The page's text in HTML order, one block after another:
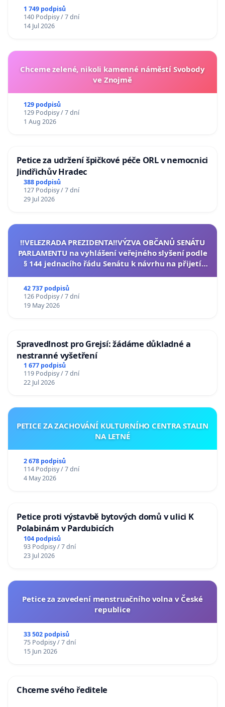
1 749 podpisů
140 Podpisy / 7 dní
14 Jul 2026
Chceme zelené, nikoli kamenné náměstí Svobody
ve Znojmě
129 podpisů
129 Podpisy / 7 dní
1 Aug 2026
Petice za udržení špičkové péče ORL v nemocnici
Jindřichův Hradec
388 podpisů
127 Podpisy / 7 dní
29 Jul 2026
‼️VELEZRADA PREZIDENTA‼️VÝZVA OBČANŮ SENÁTU
PARLAMENTU na vyhlášení veřejného slyšení podle
§ 144 jednacího řádu Senátu k návrhu na přijetí
42 737 podpisů
126 Podpisy / 7 dní
19 May 2026
Spravedlnost pro Grejsí: žádáme důkladné a
nestranné vyšetření
1 677 podpisů
119 Podpisy / 7 dní
22 Jul 2026
PETICE ZA ZACHOVÁNÍ KULTURNÍHO CENTRA STALIN
NA LETNÉ
2 678 podpisů
114 Podpisy / 7 dní
4 May 2026
Petice proti výstavbě bytových domů v ulici K
Polabinám v Pardubicích
104 podpisů
93 Podpisy / 7 dní
23 Jul 2026
Petice za zavedení menstruačního volna v České
republice
33 502 podpisů
75 Podpisy / 7 dní
15 Jun 2026
Chceme svého ředitele